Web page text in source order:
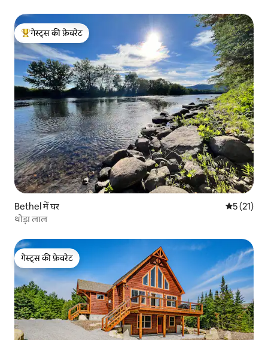
गेस्ट्स का टॉप फ़ेवरेट
गेस्ट्स की फ़ेवरेट
Bethel में घर औसत रेटिंग
5 (21)
थोड़ा लाल
गेस्ट्स की फ़ेवरेट
गेस्ट्स की फ़ेवरेट